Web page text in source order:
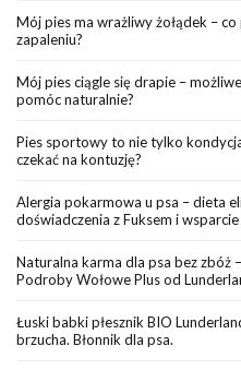
Mój pies ma wrażliwy żołądek –
zapaleniu?
Mój pies ciągle się drapie –
pomóc naturalnie?
Pies sportowy to nie tylko
czekać na kontuzję?
Alergia pokarmowa u psa – dieta
doświadczenia z Fuksem i
Naturalna karma dla psa bez zbóż
Podroby Wołowe Plus od
Łuski babki płesznik BIO
brzucha. Błonnik dla psa.